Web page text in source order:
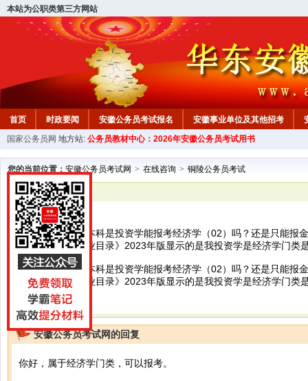
本站为公职类第三方网站
首页 时政要闻 安徽公务员考试报名 安徽事业单位及其他招考
安徽公务员行测试题 在线咨询 教材中心
国家公务员网 地方站: 公务员教材中心：2026年安徽公务员考试用书
您的当前位置： 安徽公务员考试网 > 在线咨询 > 铜陵公务员考试
已解决
铜陵公务员考试
请问一下，我的本科是投资学能报考经济学（02）吗？还是只能报
高等学校本科专业目录》2023年版显示的是我投资学是经济学门类
请问一下，我的本科是投资学能报考经济学（02）吗？还是只能报
高等学校本科专业目录》2023年版显示的是我投资学是经济学门类
安徽公务员考试网的回复
你好，属于经济学门类，可以报考。